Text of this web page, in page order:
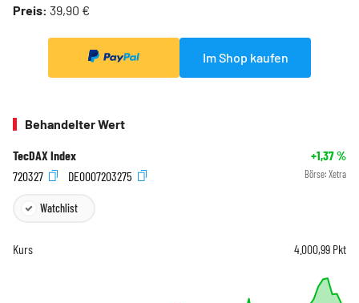
Preis: 39,90 €
Im Shop kaufen
Behandelter Wert
TecDAX Index +1,37%
720327
DE0007203275 Börse: Xetra
Watchlist
Kurs 4.000,99 Pkt